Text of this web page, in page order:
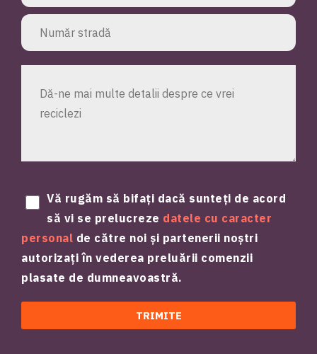
Vă rugăm să bifați dacă sunteți de acord
să vi se prelucreze datele cu caracter
personal de către noi și partenerii noștri
autorizați în vederea preluării comenzii
plasate de dumneavoastră.